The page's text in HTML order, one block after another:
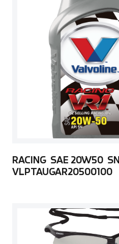
RACING SAE 20W50 SN
VLPTAUGAR20500100